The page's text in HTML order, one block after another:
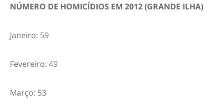
NÚMERO DE HOMICÍDIOS EM 2012 (GRANDE ILHA)
Janeiro: 59
Fevereiro: 49
Março: 53